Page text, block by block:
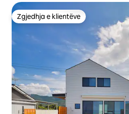
Zgjedhja e klientëve
Zgjedhja e klientëve